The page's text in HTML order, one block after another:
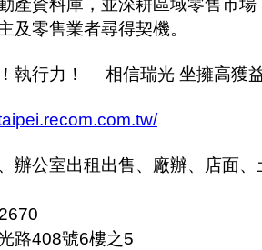
及零售業者尋得契機。
執行力！ 相信瑞光 坐擁高獲
辦公室出租出售、廠辦、店面、
路408號6樓之5